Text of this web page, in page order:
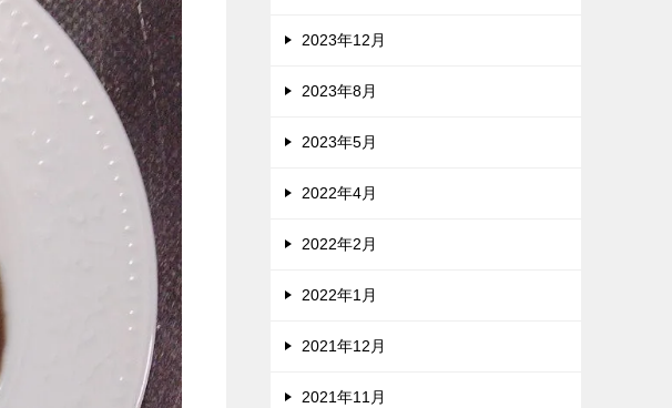
2023年12月
2023年8月
2023年5月
2022年4月
2022年2月
2022年1月
2021年12月
2021年11月